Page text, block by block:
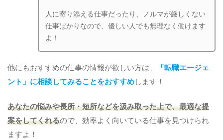
人に寄り添える仕事だったり、ノルマが厳しくない
仕事ばかりなので、優しい人でも無理なく働けます
よ！
他にもおすすめの仕事の情報が欲しい方は、
「転職エージェ
ント」に相談してみることをおすすめします！
あなたの悩みや長所・短所などを汲み取った上で、最適な提
案をしてくれるので、効率よく向いている仕事を見つけられ
ますよ！